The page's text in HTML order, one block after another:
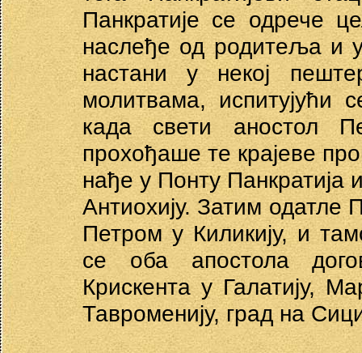
Панкратије се одрече
наслеђе од родитеља и
настани у некој
молитвама,
када свети аностол
прохођаше те крајеве
нађе у Понту Панкратија
Антиохију. Затим одатле
Петром у Киликију, и
се оба апостола
Крискента у Галатију,
Тавроменију, град на